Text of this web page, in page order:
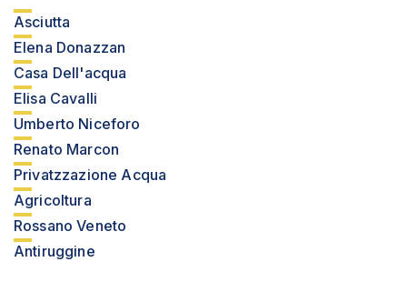
Asciutta
Elena Donazzan
Casa Dell'acqua
Elisa Cavalli
Umberto Niceforo
Renato Marcon
Privatzzazione Acqua
Agricoltura
Rossano Veneto
Antiruggine